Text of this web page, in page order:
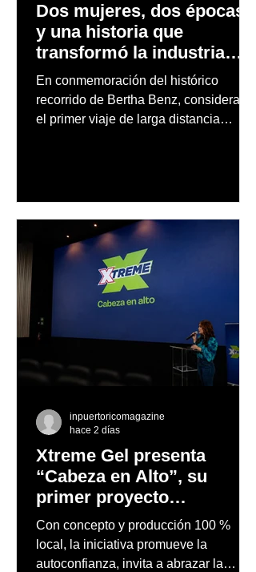
Dos mujeres, dos épocas
y una historia que
transformó la industria
automotriz
En conmemoración del histórico
recorrido de Bertha Benz, considerado
el primer viaje de larga distancia
Xtreme Gel presenta
“Cabeza en Alto”, su
primer proyecto
audiovisual concebido y
producido completamente
en Puerto Rico
Con concepto y producción 100 %
local, la iniciativa promueve la
autoconfianza, invita a abrazar la
inpuertoricomagazine
hace 2 días